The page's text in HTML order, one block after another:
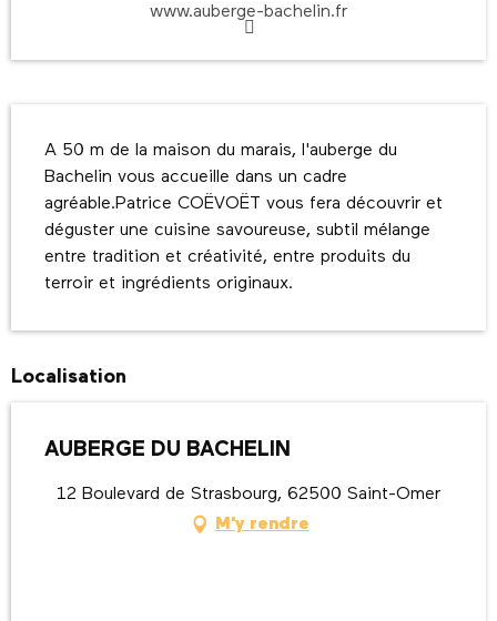
www.auberge-bachelin.fr
A 50 m de la maison du marais, l'auberge du
Bachelin vous accueille dans un cadre
agréable.Patrice COËVOËT vous fera découvrir et
déguster une cuisine savoureuse, subtil mélange
entre tradition et créativité, entre produits du
terroir et ingrédients originaux.
Localisation
AUBERGE DU BACHELIN
12 Boulevard de Strasbourg, 62500 Saint-Omer
M'y rendre